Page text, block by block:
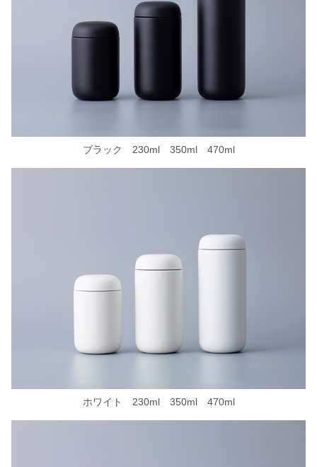
ブラック 230ml 350ml 470ml
ホワイト 230ml 350ml 470ml